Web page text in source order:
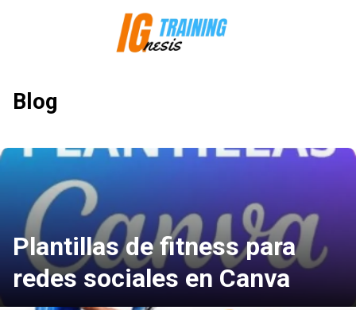
Blog
Plantillas de fitness para
redes sociales en Canva